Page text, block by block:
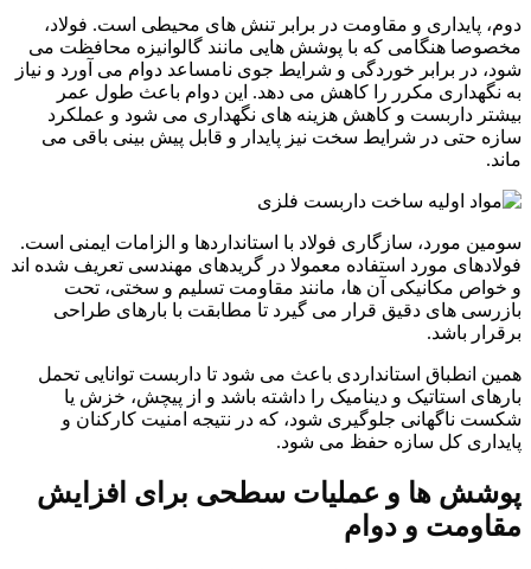
دوم، پایداری و مقاومت در برابر تنش های محیطی است. فولاد،
مخصوصا هنگامی که با پوشش هایی مانند گالوانیزه محافظت می
شود، در برابر خوردگی و شرایط جوی نامساعد دوام می آورد و نیاز
به نگهداری مکرر را کاهش می دهد. این دوام باعث طول عمر
بیشتر داربست و کاهش هزینه های نگهداری می شود و عملکرد
سازه حتی در شرایط سخت نیز پایدار و قابل پیش بینی باقی می
ماند.
سومین مورد، سازگاری فولاد با استانداردها و الزامات ایمنی است.
فولادهای مورد استفاده معمولا در گریدهای مهندسی تعریف شده اند
و خواص مکانیکی آن ها، مانند مقاومت تسلیم و سختی، تحت
بازرسی های دقیق قرار می گیرد تا مطابقت با بارهای طراحی
برقرار باشد.
همین انطباق استانداردی باعث می شود تا داربست توانایی تحمل
بارهای استاتیک و دینامیک را داشته باشد و از پیچش، خزش یا
شکست ناگهانی جلوگیری شود، که در نتیجه امنیت کارکنان و
پایداری کل سازه حفظ می شود.
پوشش ها و عملیات سطحی برای افزایش
مقاومت و دوام